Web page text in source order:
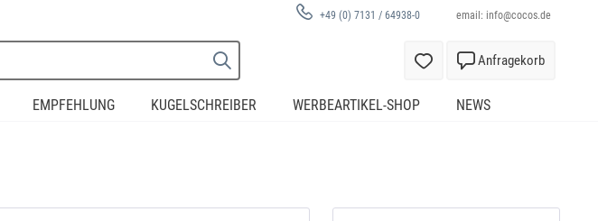
email: info@cocos.de
+49 (0) 7131 / 64938-0
Anfragekorb
EMPFEHLUNG KUGELSCHREIBER WERBEARTIKEL-SHOP NEWS